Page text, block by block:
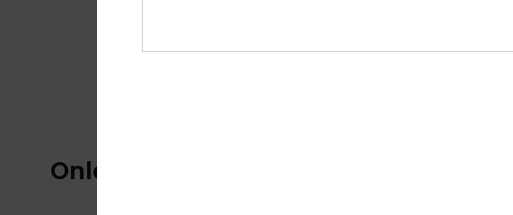
Onlangs bekeken